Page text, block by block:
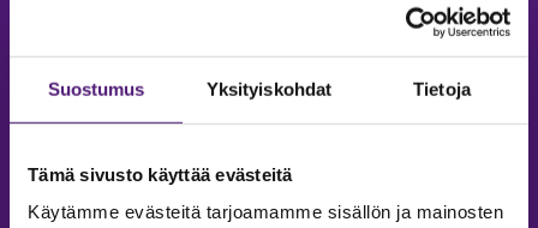
Suostumus Yksityiskohdat Tietoja
Tämä sivusto käyttää evästeitä
Käytämme evästeitä tarjoamamme sisällön ja mainosten